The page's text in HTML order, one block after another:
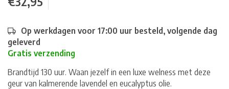
Op werkdagen voor 17:00 uur besteld, volgende dag
geleverd
Gratis verzending
Brandtijd 130 uur. Waan jezelf in een luxe welness met deze
geur van kalmerende lavendel en eucalyptus olie.